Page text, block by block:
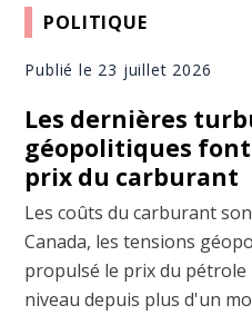
POLITIQUE
Publié le 23 juillet 2026
Les dernières
géopolitiques
prix du carburant
Les coûts du carburant
Canada, les tensions
propulsé le prix du
niveau depuis plus d'un